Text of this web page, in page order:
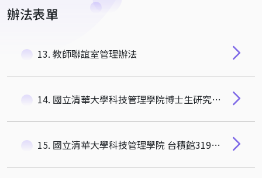
辦法表單
13. 教師聯誼室管理辦法
14. 國立清華大學科技管理學院博士生研究空間使用與管理辦法
15. 國立清華大學科技管理學院 台積館319堃勝書齋使用原則